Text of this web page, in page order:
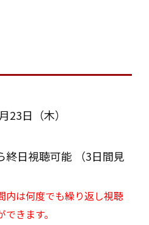
23日（木）
終日視聴可能 （3日間見
内は何度でも繰り返し視聴
きます。